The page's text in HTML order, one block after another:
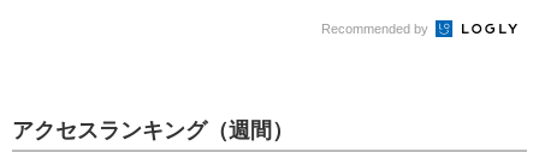
Recommended by
アクセスランキング（週間）